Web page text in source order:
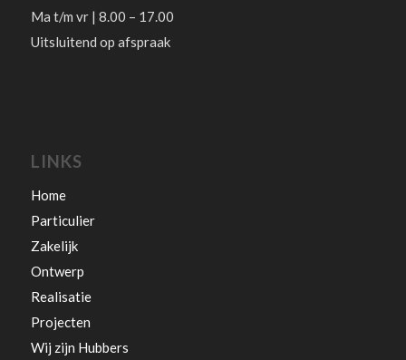
Ma t/m vr | 8.00 – 17.00
Uitsluitend op afspraak
LINKS
Home
Particulier
Zakelijk
Ontwerp
Realisatie
Projecten
Wij zijn Hubbers